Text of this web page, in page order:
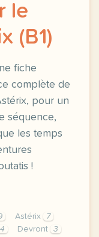
le
(B1)
fiche
complète de
pour un
séquence,
les temps
!
Astérix
7
Devront
3